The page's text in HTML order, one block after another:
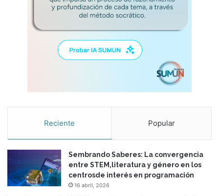
Reciente Popular
Sembrando Saberes: La convergencia
entre STEM,literatura y género en los
centrosde interés en programación
16 abril, 2026